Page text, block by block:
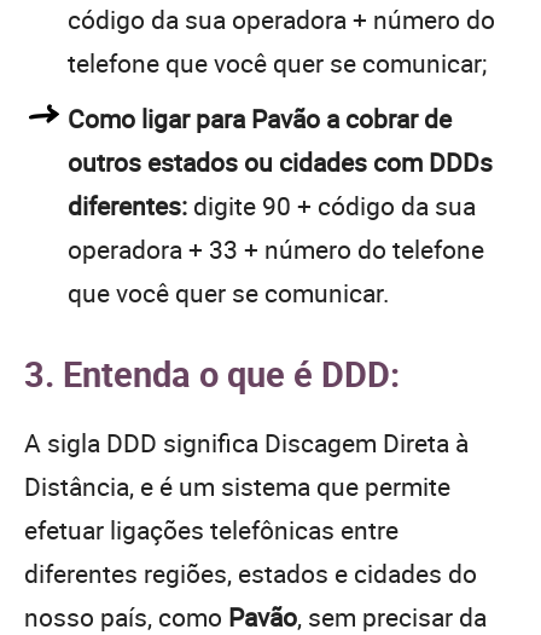
código da sua operadora + número do
telefone que você quer se comunicar;
Como ligar para Pavão a cobrar de
outros estados ou cidades com DDDs
diferentes: digite 90 + código da sua
operadora + 33 + número do telefone
que você quer se comunicar.
3. Entenda o que é DDD:
A sigla DDD significa Discagem Direta à
Distância, e é um sistema que permite
efetuar ligações telefônicas entre
diferentes regiões, estados e cidades do
nosso país, como Pavão, sem precisar da